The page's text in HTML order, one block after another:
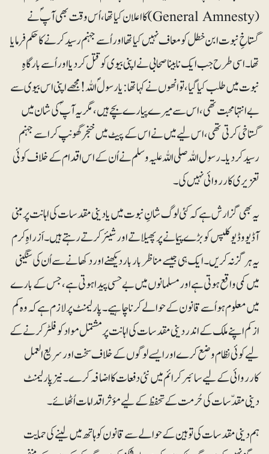
(General Amnesty) کا اعلان کیا تھا ،اُس وقت بھی آپؐ نے
گستاخِ نبوت ابن خطل کو معاف نہیں کیا تھا اور اُسے جہنم رسید کرنے کا حکم فرمایا
تھا۔ اسی طرح جب ایک نابینا صحابی نے اپنی بیوی کو قتل کردیا اور اُسے بارگاہِ
نبوت میں طلب کیا گیا،تو انھوں نے کہا تھا:یارسولؐ اللہ! مجھے اپنی اس بیوی سے
بے انتہا محبت تھی ،اس سے میرے پیارے بچے ہیں، مگر یہ آپؐ کی شان میں
گستاخی کرتی تھی، اس لیے میں نے اس کے پیٹ میں خنجر گھونپ کر اسے جہنم
رسید کردیا۔ رسول اللہ صلی اللہ علیہ وسلم نے اُن کے اس اقدام کے خلاف کوئی
تعزیری کارروائی نہیں کی۔
یہ بھی گزارش ہے کہ کئی لوگ شانِ نبوت میں یا دینی مقدسات کی اہانت پر مبنی
آڈیو وڈیوکلپس کو بڑے پیمانے پر پھیلاتے اور شیئر کرتے رہتے ہیں۔ اَزراہِ کرم
یہ ہرگز نہ کریں۔ ایک ہی جیسے مناظر بار بار دیکھنے اور دکھانے سے اُن کی سنگینی
میں کمی واقع ہوتی ہے اور مسلمانوں میں بے حسی پیدا ہوتی ہے، جس کے بارے
میں معلوم ہو اُسے قانون کے حوالے کرنا چاہیے۔پارلیمنٹ پر لازم ہے کہ وہ کم
از کم اپنے ملک کے اندر دینی مقدسات کی اہانت پر مشتمل مواد کو فلٹر کرنے کے
لیے کوئی نظام وضع کرے اور ایسے لوگوں کے خلاف سخت اور سریع العمل
کارروائی کے لیے سائبرکرائم میں نئی دفعات کا اضافہ کرے۔ نیز پارلیمنٹ
دینی مقدّسات کی حُرمت کے تحفظ کے لیے مؤثر اقدامات اُٹھائے۔
ہم دینی مقدسات کی توہین کے حوالے سے قانون کو ہاتھ میں لینے کی حمایت